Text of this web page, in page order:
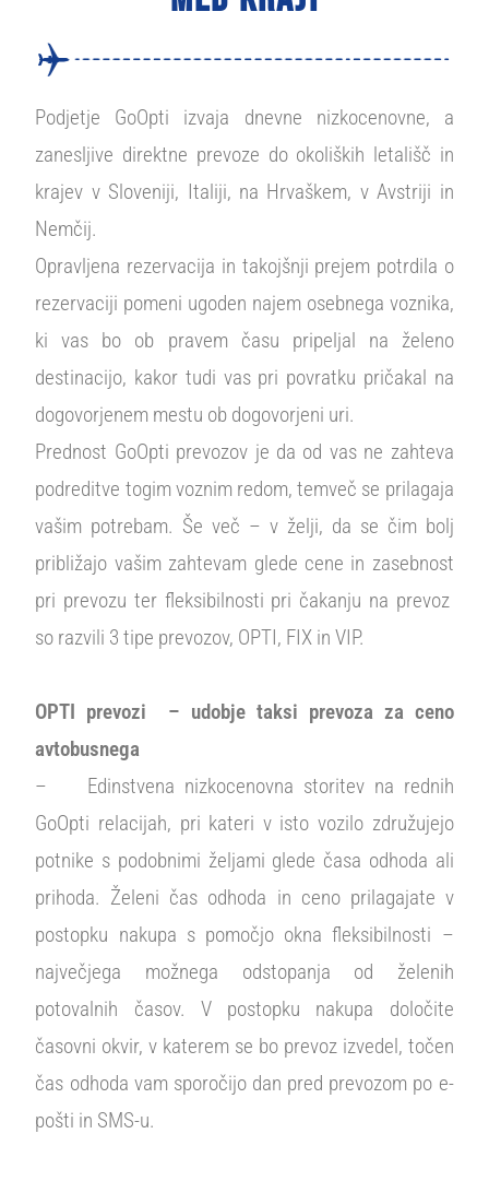
Podjetje GoOpti izvaja dnevne nizkocenovne, a
zanesljive direktne prevoze do okoliških letališč in
krajev v Sloveniji, Italiji, na Hrvaškem, v Avstriji in
Nemčij.
Opravljena rezervacija in takojšnji prejem potrdila o
rezervaciji pomeni ugoden najem osebnega voznika,
ki vas bo ob pravem času pripeljal na želeno
destinacijo, kakor tudi vas pri povratku pričakal na
dogovorjenem mestu ob dogovorjeni uri.
Prednost GoOpti prevozov je da od vas ne zahteva
podreditve togim voznim redom, temveč se prilagaja
vašim potrebam. Še več – v želji, da se čim bolj
približajo vašim zahtevam glede cene in zasebnost
pri prevozu ter fleksibilnosti pri čakanju na prevoz
so razvili 3 tipe prevozov, OPTI, FIX in VIP.
OPTI prevozi – udobje taksi prevoza za ceno
avtobusnega
– Edinstvena nizkocenovna storitev na rednih
GoOpti relacijah, pri kateri v isto vozilo združujejo
potnike s podobnimi željami glede časa odhoda ali
prihoda. Želeni čas odhoda in ceno prilagajate v
postopku nakupa s pomočjo okna fleksibilnosti –
največjega možnega odstopanja od želenih
potovalnih časov. V postopku nakupa določite
časovni okvir, v katerem se bo prevoz izvedel, točen
čas odhoda vam sporočijo dan pred prevozom po e-
pošti in SMS-u.